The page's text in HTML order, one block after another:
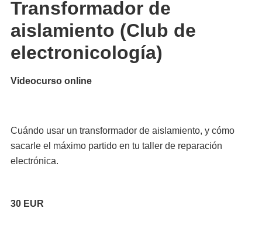
Transformador de
aislamiento (Club de
electronicología)
Videocurso online
Cuándo usar un transformador de aislamiento, y cómo
sacarle el máximo partido en tu taller de reparación
electrónica.
30 EUR